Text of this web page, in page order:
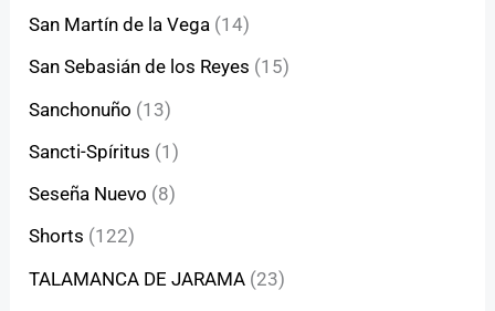
San Martín de la Vega (14)
San Sebasián de los Reyes (15)
Sanchonuño (13)
Sancti-Spíritus (1)
Seseña Nuevo (8)
Shorts (122)
TALAMANCA DE JARAMA (23)